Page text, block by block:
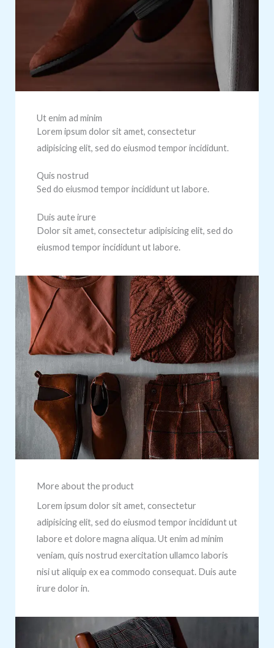
Ut enim ad minim
Lorem ipsum dolor sit amet, consectetur
adipisicing elit, sed do eiusmod tempor incididunt.
Quis nostrud
Sed do eiusmod tempor incididunt ut labore.
Duis aute irure
Dolor sit amet, consectetur adipisicing elit, sed do
eiusmod tempor incididunt ut labore.
More about the product
Lorem ipsum dolor sit amet, consectetur
adipisicing elit, sed do eiusmod tempor incididunt ut
labore et dolore magna aliqua. Ut enim ad minim
veniam, quis nostrud exercitation ullamco laboris
nisi ut aliquip ex ea commodo consequat. Duis aute
irure dolor in.